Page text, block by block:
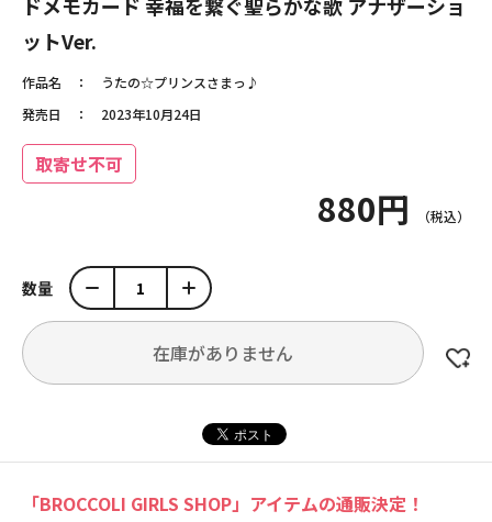
ドメモカード 幸福を繋ぐ聖らかな歌 アナザーショ
ットVer.
作品名
うたの☆プリンスさまっ♪
発売日
2023年10月24日
取寄せ不可
880円
数量
在庫がありません
「BROCCOLI GIRLS SHOP」アイテムの通販決定！